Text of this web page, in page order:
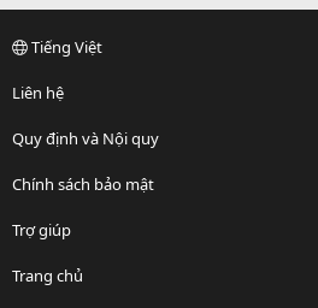
Tiếng Việt
Liên hệ
Quy định và Nội quy
Chính sách bảo mật
Trợ giúp
Trang chủ